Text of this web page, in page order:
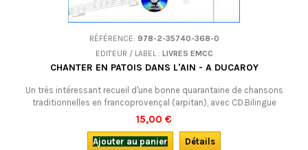
RÉFÉRENCE: 978-2-35740-368-0
EDITEUR / LABEL : LIVRES EMCC
CHANTER EN PATOIS DANS L'AIN - A DUCAROY
Un très intéressant recueil d'une bonne quarantaine de chansons
traditionnelles en francoprovençal (arpitan), avec CD.Bilingue
francoprovençal-français.
15,00 €
Ajouter au panier
Détails